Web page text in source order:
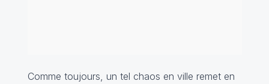
Comme toujours, un tel chaos en ville remet en